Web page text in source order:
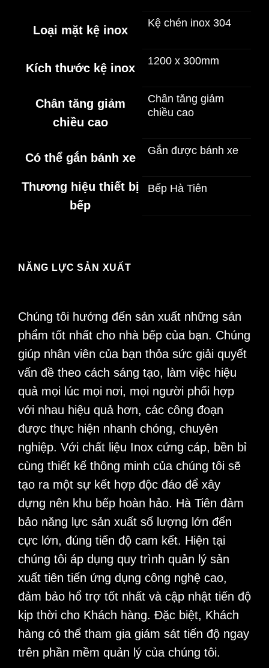
Loại mặt kệ inox
Kệ chén inox 304
Kích thước kệ inox
1200 x 300mm
Chân tăng giảm
chiều cao
Chân tăng giảm
chiều cao
Có thể gắn bánh xe
Gắn được bánh xe
Thương hiệu thiết bị
bếp
Bếp Hà Tiên
NĂNG LỰC SẢN XUẤT
Chúng tôi hướng đến sản xuất những sản
phẩm tốt nhất cho nhà bếp của bạn. Chúng
giúp nhân viên của bạn thỏa sức giải quyết
vấn đề theo cách sáng tạo, làm việc hiệu
quả mọi lúc mọi nơi, mọi người phối hợp
với nhau hiệu quả hơn, các công đoạn
được thực hiện nhanh chóng, chuyên
nghiệp. Với chất liệu Inox cứng cáp, bền bỉ
cùng thiết kế thông minh của chúng tôi sẽ
tạo ra một sự kết hợp độc đáo để xây
dựng nên khu bếp hoàn hảo. Hà Tiên đảm
bảo năng lực sản xuất số lượng lớn đến
cực lớn, đúng tiến độ cam kết. Hiện tại
chúng tôi áp dụng quy trình quản lý sản
xuất tiên tiến ứng dụng công nghệ cao,
đảm bảo hổ trợ tốt nhất và cập nhật tiến độ
kịp thời cho Khách hàng. Đặc biệt, Khách
hàng có thể tham gia giám sát tiến độ ngay
trên phần mềm quản lý của chúng tôi.